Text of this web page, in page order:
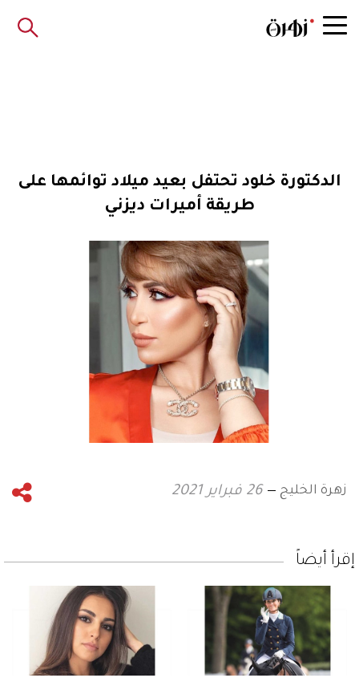
الدكتورة خلود تحتفل بعيد ميلاد توائمها على
طريقة أميرات ديزني
زهرة الخليج 26 فبراير 2021
إقرأ أيضاً